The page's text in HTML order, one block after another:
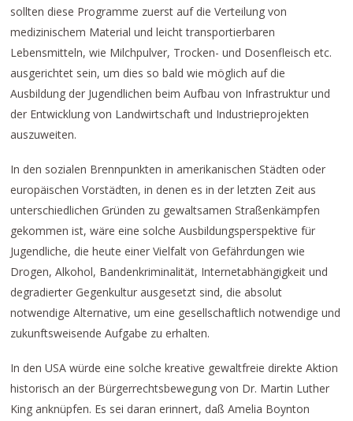
sollten diese Programme zuerst auf die Verteilung von
medizinischem Material und leicht transportierbaren
Lebensmitteln, wie Milchpulver, Trocken- und Dosenfleisch etc.
ausgerichtet sein, um dies so bald wie möglich auf die
Ausbildung der Jugendlichen beim Aufbau von Infrastruktur und
der Entwicklung von Landwirtschaft und Industrieprojekten
auszuweiten.
In den sozialen Brennpunkten in amerikanischen Städten oder
europäischen Vorstädten, in denen es in der letzten Zeit aus
unterschiedlichen Gründen zu gewaltsamen Straßenkämpfen
gekommen ist, wäre eine solche Ausbildungsperspektive für
Jugendliche, die heute einer Vielfalt von Gefährdungen wie
Drogen, Alkohol, Bandenkriminalität, Internetabhängigkeit und
degradierter Gegenkultur ausgesetzt sind, die absolut
notwendige Alternative, um eine gesellschaftlich notwendige und
zukunftsweisende Aufgabe zu erhalten.
In den USA würde eine solche kreative gewaltfreie direkte Aktion
historisch an der Bürgerrechtsbewegung von Dr. Martin Luther
King anknüpfen. Es sei daran erinnert, daß Amelia Boynton